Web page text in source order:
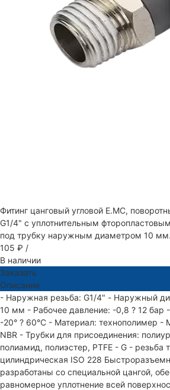
Фитинг цанговый угловой E.MC,
G1/4" с уплотнительным
под трубку наружным диаметром 10 мм.
105 ₽ /
В наличии
Заказать
Описание
- Наружная резьба: G1/4" - Наружный
10 мм - Рабочее давление: -0,8 ? 12 бар
-20° ? 60°С - Материал: технополимер -
NBR - Трубки для присоединения:
полиамид, полиэстер, PTFE - G - резьба
цилиндрическая ISO 228
разработаны со специальной цангой,
равномерное уплотнение всей